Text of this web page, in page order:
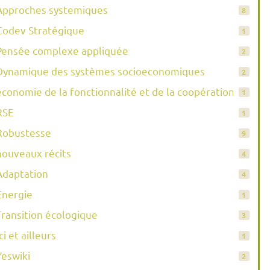
systemiques 8
Stratégique 1
complexe appliquée 2
des systèmes socioeconomiques 2
de la fonctionnalité et de la coopération 1
1
9
récits 4
4
1
écologique 3
et ailleurs 1
2